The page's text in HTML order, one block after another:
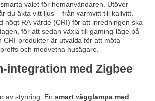
valet för hemanvändaren. Utöver
du äkta vitt ljus – från varmvitt till kallvitt.
högt RA-värde (CRI) för att inredningen ska
för att sedan växla till gaming-läge på
CRI-produkter är utvalda för att möta
och medvetna husägare.
integration med Zigbee
av styrning. En smart vägglampa med